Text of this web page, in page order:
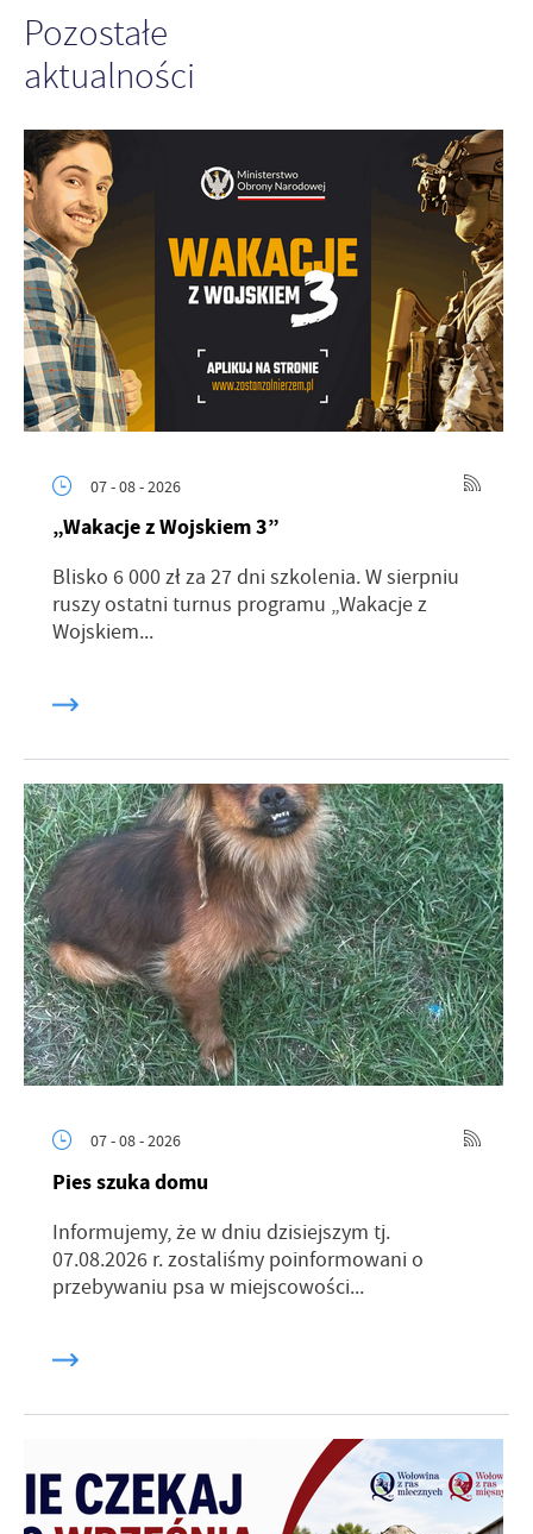
Pozostałe
aktualności
07 - 08 - 2026
„Wakacje z Wojskiem 3”
Blisko 6 000 zł za 27 dni szkolenia. W sierpniu
ruszy ostatni turnus programu „Wakacje z
Wojskiem...
07 - 08 - 2026
Pies szuka domu
Informujemy, że w dniu dzisiejszym tj.
07.08.2026 r. zostaliśmy poinformowani o
przebywaniu psa w miejscowości...
treści w postaci wiadomości, ofert, komunikatów mediów